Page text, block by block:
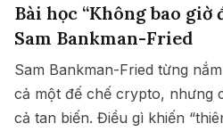
Bài học “Không bao giờ
Sam Bankman-Fried
Sam Bankman-Fried từng
cả một đế chế crypto, nhưng
cả tan biến. Điều gì khiến